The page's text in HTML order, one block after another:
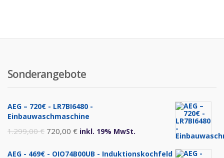
Sonderangebote
AEG – 720€ - LR7BI6480 -
Einbauwaschmaschine
1.299,00€ Ursprünglicher
720,00 €Aktueller
inkl. 19% MwSt.
AEG - 469€ - OIO74B00UB - Induktionskochfeld